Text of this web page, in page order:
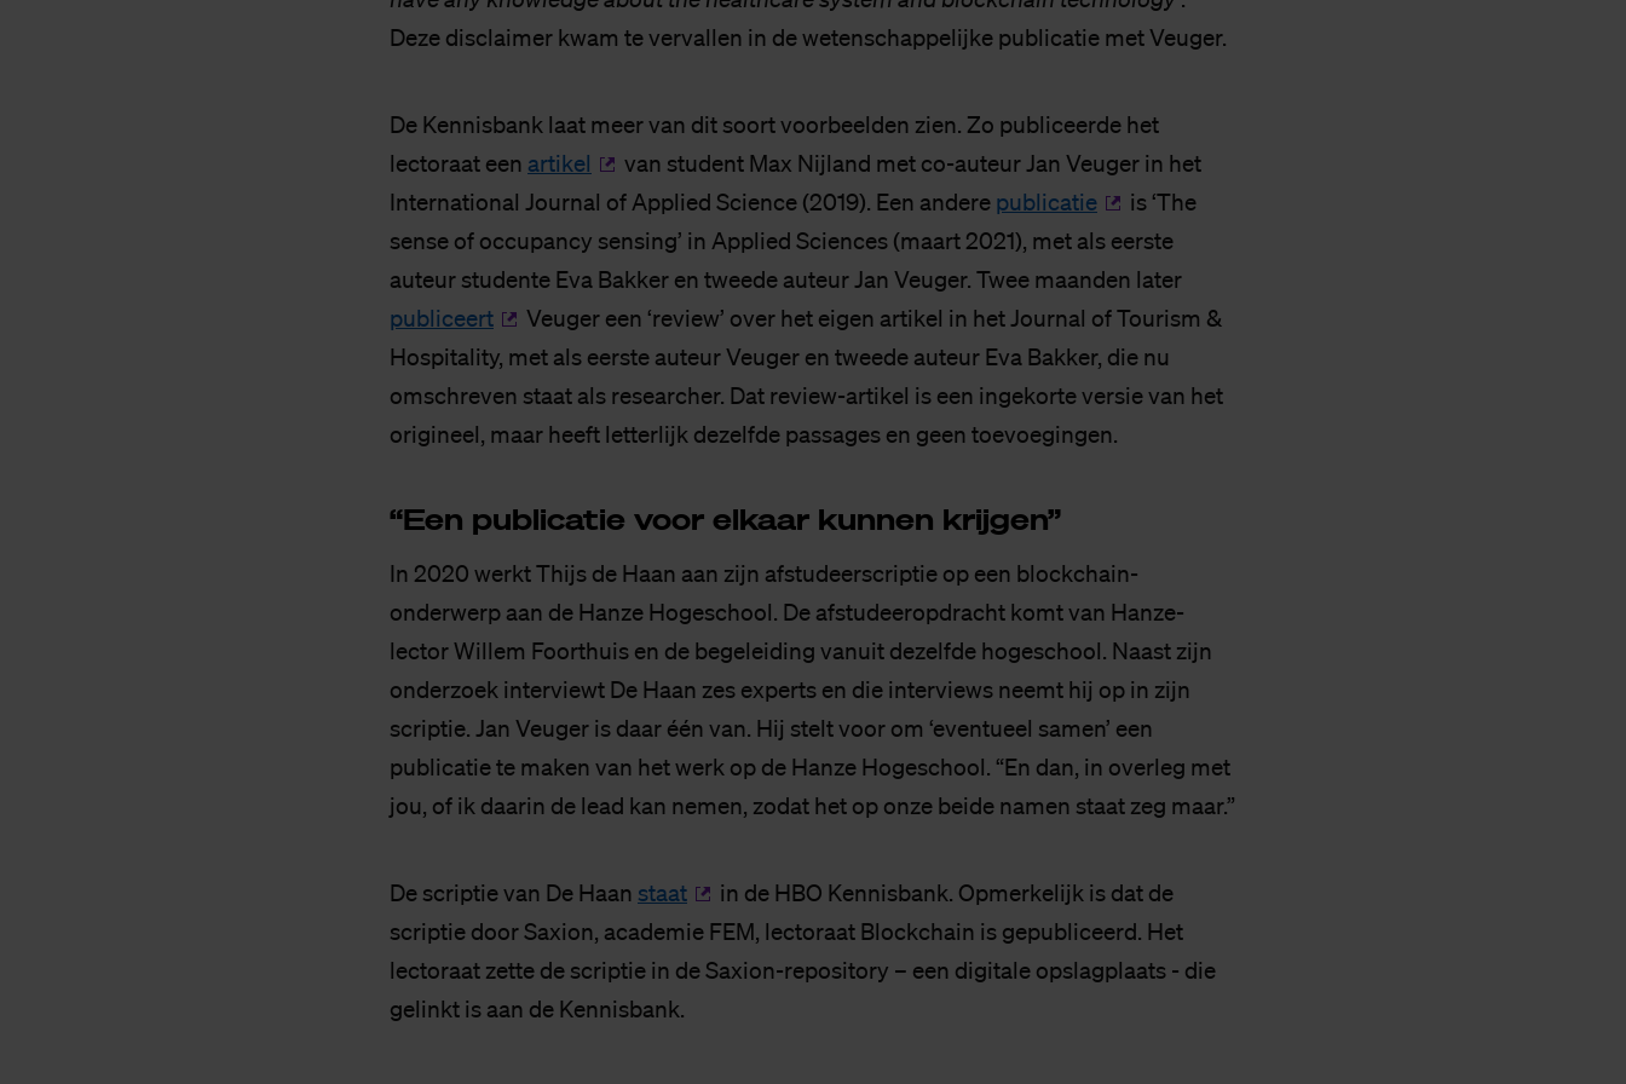
Deze disclaimer kwam te vervallen in de wetenschappelijke publicatie met Veuger.
De Kennisbank laat meer van dit soort voorbeelden zien. Zo publiceerde het
lectoraat een artikel
van student Max Nijland met co-auteur Jan Veuger in het
International Journal of Applied Science (2019). Een andere publicatie
is ‘The
sense of occupancy sensing’ in Applied Sciences (maart 2021), met als eerste
auteur studente Eva Bakker en tweede auteur Jan Veuger. Twee maanden later
publiceert
Veuger een ‘review’ over het eigen artikel in het Journal of Tourism &
Hospitality, met als eerste auteur Veuger en tweede auteur Eva Bakker, die nu
omschreven staat als researcher. Dat review-artikel is een ingekorte versie van het
origineel, maar heeft letterlijk dezelfde passages en geen toevoegingen.
“Een pu­bli­ca­tie voor el­kaar kun­nen krij­gen”
In 2020 werkt Thijs de Haan aan zijn afstudeerscriptie op een blockchain-
onderwerp aan de Hanze Hogeschool. De afstudeeropdracht komt van Hanze-
lector Willem Foorthuis en de begeleiding vanuit dezelfde hogeschool. Naast zijn
onderzoek interviewt De Haan zes experts en die interviews neemt hij op in zijn
scriptie. Jan Veuger is daar één van. Hij stelt voor om ‘eventueel samen’ een
publicatie te maken van het werk op de Hanze Hogeschool. “En dan, in overleg met
jou, of ik daarin de lead kan nemen, zodat het op onze beide namen staat zeg maar.”
De scriptie van De Haan staat
in de HBO Kennisbank. Opmerkelijk is dat de
scriptie door Saxion, academie FEM, lectoraat Blockchain is gepubliceerd. Het
lectoraat zette de scriptie in de Saxion-repository – een digitale opslagplaats - die
gelinkt is aan de Kennisbank.